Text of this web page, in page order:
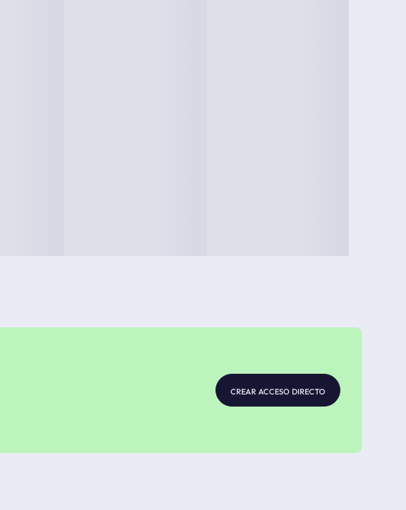
crear acceso directo